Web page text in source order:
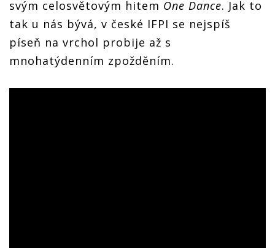
svým celosvětovým hitem One Dance. Jak to
tak u nás bývá, v české IFPI se nejspíš
píseň na vrchol probije až s
mnohatýdenním zpožděním.